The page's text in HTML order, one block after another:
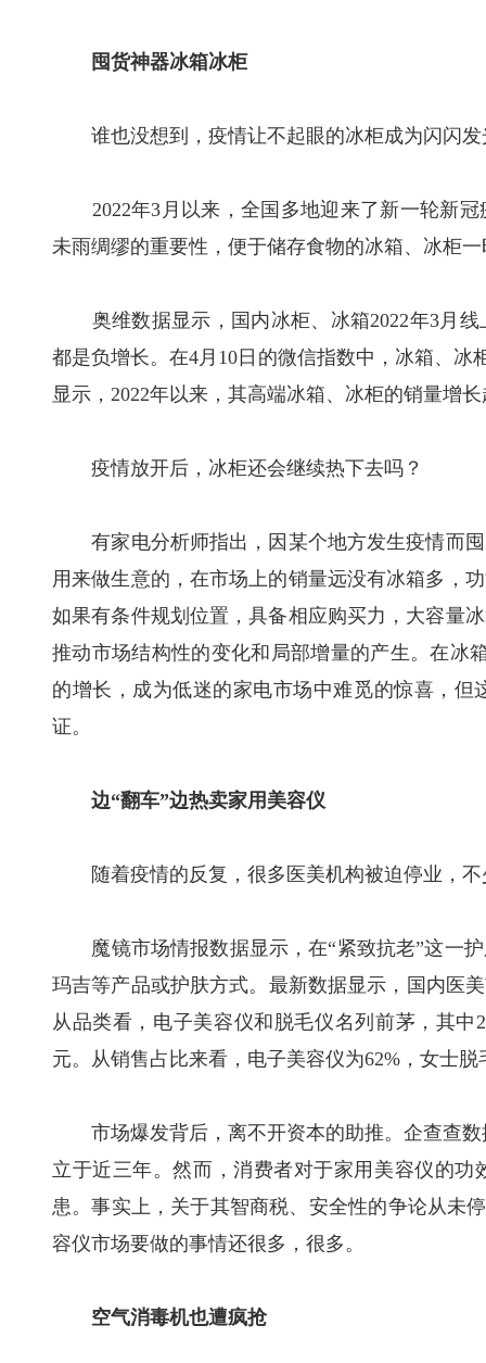
囤货神器冰箱冰柜
谁也没想到，疫情让不起眼的冰柜成为闪闪发
2022年3月以来，全国多地迎来了新一轮新冠
未雨绸缪的重要性，便于储存食物的冰箱、冰柜
奥维数据显示，国内冰柜、冰箱2022年3月线
都是负增长。在4月10日的微信指数中，冰箱、冰
显示，2022年以来，其高端冰箱、冰柜的销量增长
疫情放开后，冰柜还会继续热下去吗？
有家电分析师指出，因某个地方发生疫情而囤
用来做生意的，在市场上的销量远没有冰箱多，
如果有条件规划位置，具备相应购买力，大容量
推动市场结构性的变化和局部增量的产生。在冰
的增长，成为低迷的家电市场中难觅的惊喜，
证。
边“翻车”边热卖家用美容仪
随着疫情的反复，很多医美机构被迫停业，不
魔镜市场情报数据显示，在“紧致抗老”这一护
玛吉等产品或护肤方式。最新数据显示，国内医
从品类看，电子美容仪和脱毛仪名列前茅，其中
元。从销售占比来看，电子美容仪为62%，女士脱
市场爆发背后，离不开资本的助推。企查查数
立于近三年。然而，消费者对于家用美容仪的
患。事实上，关于其智商税、安全性的争论从未
容仪市场要做的事情还很多，很多。
空气消毒机也遭疯抢